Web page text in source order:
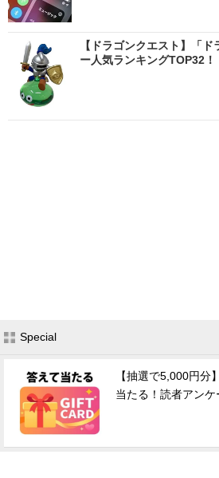
【ドラゴンクエスト】「
ー人気ランキングTOP32
Special
【抽選で5,000円分
当たる！読者アンケ